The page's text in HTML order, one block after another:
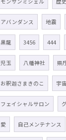
アバンダンス 地震
黒龍 3456 444
児玉 八幡神社 県
お釈迦さまきのこ 宇
フェイシャルサロン
愛 自己メンテナンス